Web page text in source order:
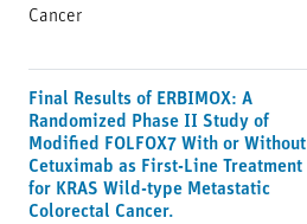
Cancer
Final Results of ERBIMOX: A
Randomized Phase II Study of
Modified FOLFOX7 With or Without
Cetuximab as First-Line Treatment
for KRAS Wild-type Metastatic
Colorectal Cancer.